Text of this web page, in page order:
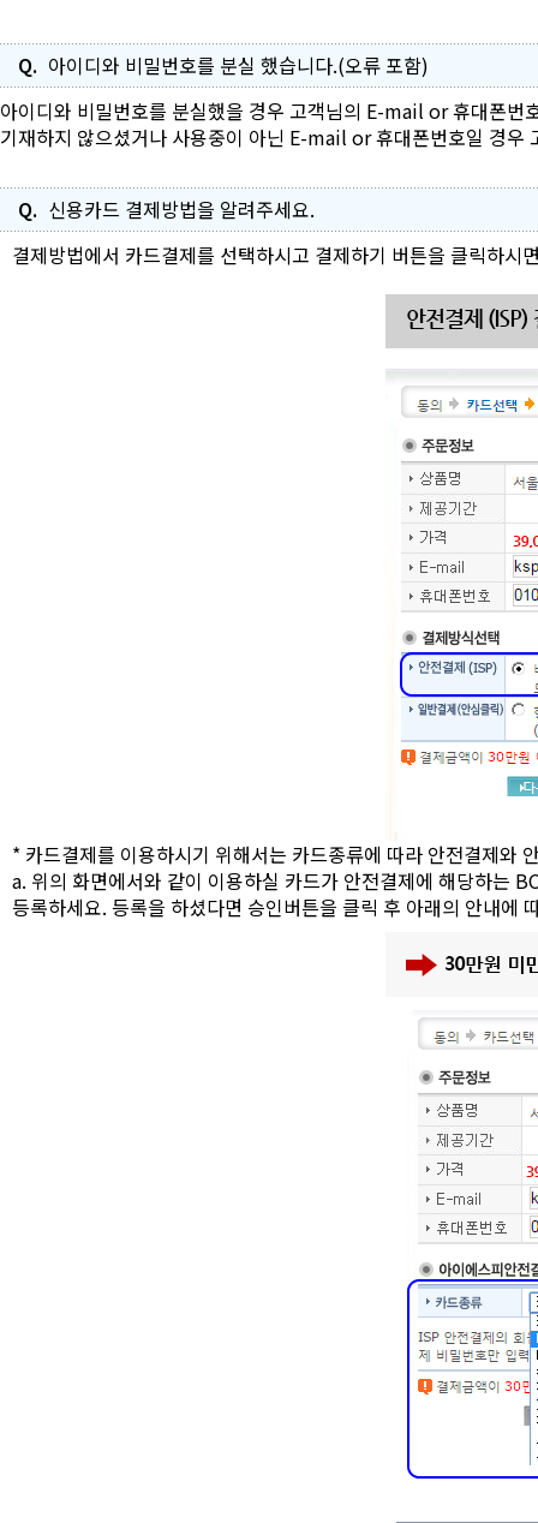
Q. 아이디와 비밀번호를 분실 했습니다.(오류 포함)
아이디와 비밀번호를 분실했을 경우 고객님의 E-mail or 휴대폰
기재하지 않으셨거나 사용중이 아닌 E-mail or 휴대폰번호일 경
Q. 신용카드 결제방법을 알려주세요.
결제방법에서 카드결제를 선택하시고 결제하기 버튼을 클릭하시
* 카드결제를 이용하시기 위해서는 카드종류에 따라 안전결제와
a. 위의 화면에서와 같이 이용하실 카드가 안전결제에 해당하는
등록하세요. 등록을 하셨다면 승인버튼을 클릭 후 아래의 안내에